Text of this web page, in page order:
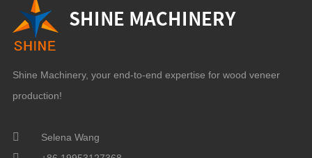
Shine Machinery, your end-to-end expertise for wood veneer
production!
Selena Wang